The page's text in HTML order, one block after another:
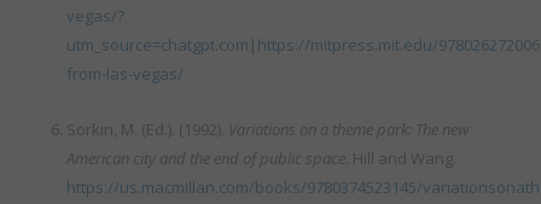
vegas/?
utm_source=chatgpt.com|https://mitpress.mit.edu/
from-las-vegas/
Sorkin, M. (Ed.). (1992). Variations on a theme park: The new
American city and the end of public space . Hill and Wang.
https://us.macmillan.com/books/9780374523145/